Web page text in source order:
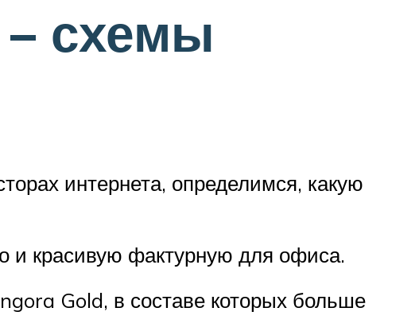
схемы
интернета, определимся, какую
и красивую фактурную для офиса.
Gold, в составе которых больше